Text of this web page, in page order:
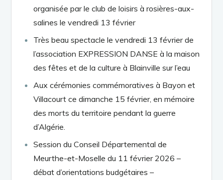
organisée par le club de loisirs à rosières-aux-
salines le vendredi 13 février
Très beau spectacle le vendredi 13 février de
l’association EXPRESSION DANSE à la maison
des fêtes et de la culture à Blainville sur l’eau
Aux cérémonies commémoratives à Bayon et
Villacourt ce dimanche 15 février, en mémoire
des morts du territoire pendant la guerre
d’Algérie.
Session du Conseil Départemental de
Meurthe-et-Moselle du 11 février 2026 –
débat d’orientations budgétaires –